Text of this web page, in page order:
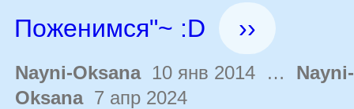
Поженимся"~ :D
››
Nayni-Oksana10 янв 2014 … Nayni-
Oksana7 апр 2024